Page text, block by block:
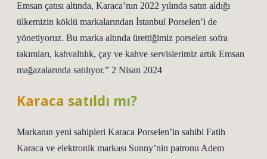
Emsan çatısı altında, Karaca’nın 2022 yılında satın aldığı
ülkemizin köklü markalarından İstanbul Porselen’i de
yönetiyoruz. Bu marka altında ürettiğimiz porselen sofra
takımları, kahvaltılık, çay ve kahve servislerimiz artık Emsan
mağazalarında satılıyor.” 2 Nisan 2024
Karaca satıldı mı?
Markanın yeni sahipleri Karaca Porselen’in sahibi Fatih
Karaca ve elektronik markası Sunny’nin patronu Adem